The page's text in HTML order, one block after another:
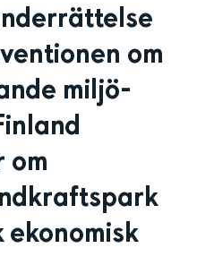
om
miljö-
om